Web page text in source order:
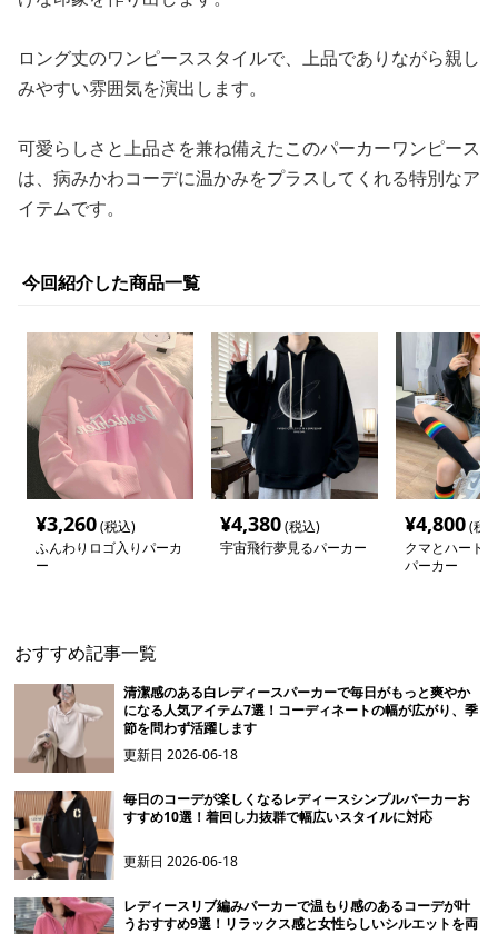
ロング丈のワンピーススタイルで、上品でありながら親し
みやすい雰囲気を演出します。
可愛らしさと上品さを兼ね備えたこのパーカーワンピース
は、病みかわコーデに温かみをプラスしてくれる特別なア
イテムです。
今回紹介した商品一覧
¥3,260(税込)
ふんわりロゴ入りパーカ
ー
¥4,380(税込)
宇宙飛行夢見るパーカー
¥4,800(税
クマとハート
パーカー
おすすめ記事一覧
清潔感のある白レディースパーカーで毎日がもっと爽やか
になる人気アイテム7選！コーディネートの幅が広がり、季
節を問わず活躍します
更新日2026-06-18
毎日のコーデが楽しくなるレディースシンプルパーカーお
すすめ10選！着回し力抜群で幅広いスタイルに対応
更新日2026-06-18
レディースリブ編みパーカーで温もり感のあるコーデが叶
うおすすめ9選！リラックス感と女性らしいシルエットを両